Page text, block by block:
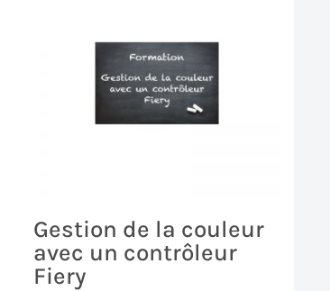
Gestion de la couleur
avec un contrôleur
Fiery